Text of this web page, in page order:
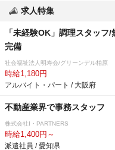
求人特集
「未経験OK」調理スタッ
完備
社会福祉法人明寿会/グリーンデル柏原
時給1,180円
アルバイト・パート / 大阪府
不動産業界で事務スタッフ
株式会社I・PARTNERS
時給1,400円～
派遣社員 / 愛知県